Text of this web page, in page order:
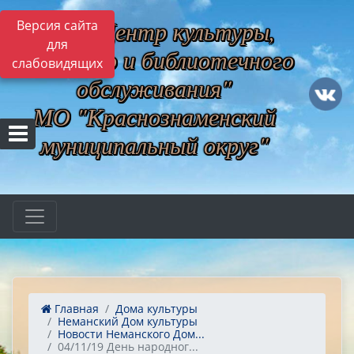
Версия сайта
для
слабовидящих
МБУ "Центр культуры,
музейного и библиотечного
обслуживания"
МО "Краснознаменский
муниципальный округ"
Главная
Дома культуры
Неманский Дом культуры
Новости Неманского Дом...
04/11/19 День народног...